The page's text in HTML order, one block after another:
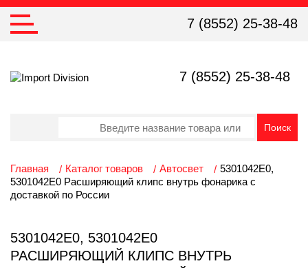
7 (8552) 25-38-48
7 (8552) 25-38-48
Главная Каталог товаров Автосвет
5301042E0,
5301042E0 Расширяющий клипс внутрь фонарика с
доставкой по России
5301042E0, 5301042E0
РАСШИРЯЮЩИЙ КЛИПС ВНУТРЬ